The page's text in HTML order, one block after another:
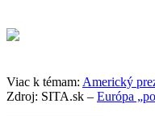
Viac k témam: Americký
Zdroj: SITA.sk – Európa